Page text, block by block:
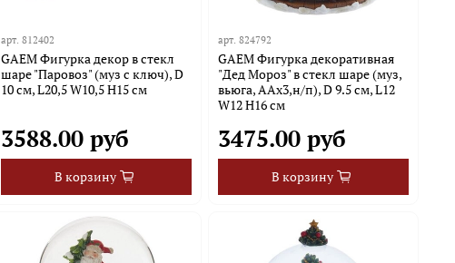
арт.812402
GAEM Фигурка декор в стекл
шаре "Паровоз" (муз с ключ), D
10 см, L20,5 W10,5 H15 см
3588.00 руб
В корзину
арт.824792
GAEM Фигурка декоративная
"Дед Мороз" в стекл шаре (муз,
вьюга, ААх3,н/п), D 9.5 см, L12
W12 H16 см
3475.00 руб
В корзину